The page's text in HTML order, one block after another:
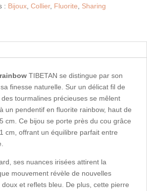
: Bijoux Collier, Fluorite Sharing
TIBETAN se distingue par son
finesse naturelle. Sur un délicat fil de
tourmalines précieuses se mêlent
un pendentif en fluorite rainbow, haut de
cm. Ce bijou se porte près du cou grâce
cm, offrant un équilibre parfait entre
ses nuances irisées attirent la
mouvement révèle de nouvelles
et reflets bleu. De plus, cette pierre